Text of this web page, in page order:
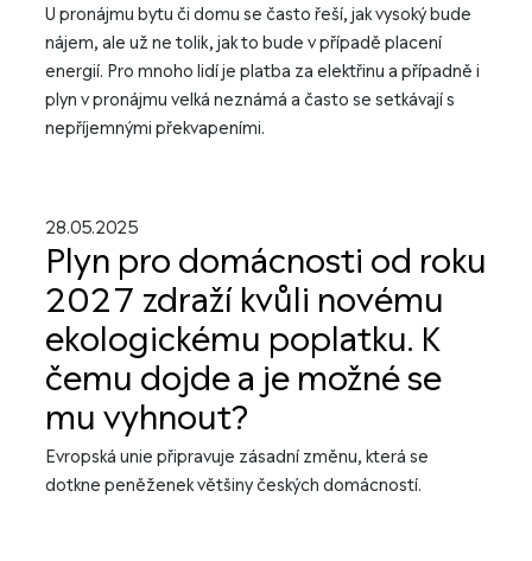
U pronájmu bytu či domu se často řeší, jak vysoký bude
nájem, ale už ne tolik, jak to bude v případě placení
energií. Pro mnoho lidí je platba za elektřinu a případně i
plyn v pronájmu velká neznámá a často se setkávají s
nepříjemnými překvapeními.
28.05.2025
Plyn pro domácnosti od roku
2027 zdraží kvůli novému
ekologickému poplatku. K
čemu dojde a je možné se
mu vyhnout?
Evropská unie připravuje zásadní změnu, která se
dotkne peněženek většiny českých domácností.